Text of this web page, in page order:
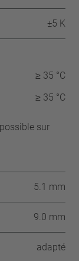
±5 K
≥ 35 °C
≥ 35 °C
sur
5.1 mm
9.0 mm
adapté